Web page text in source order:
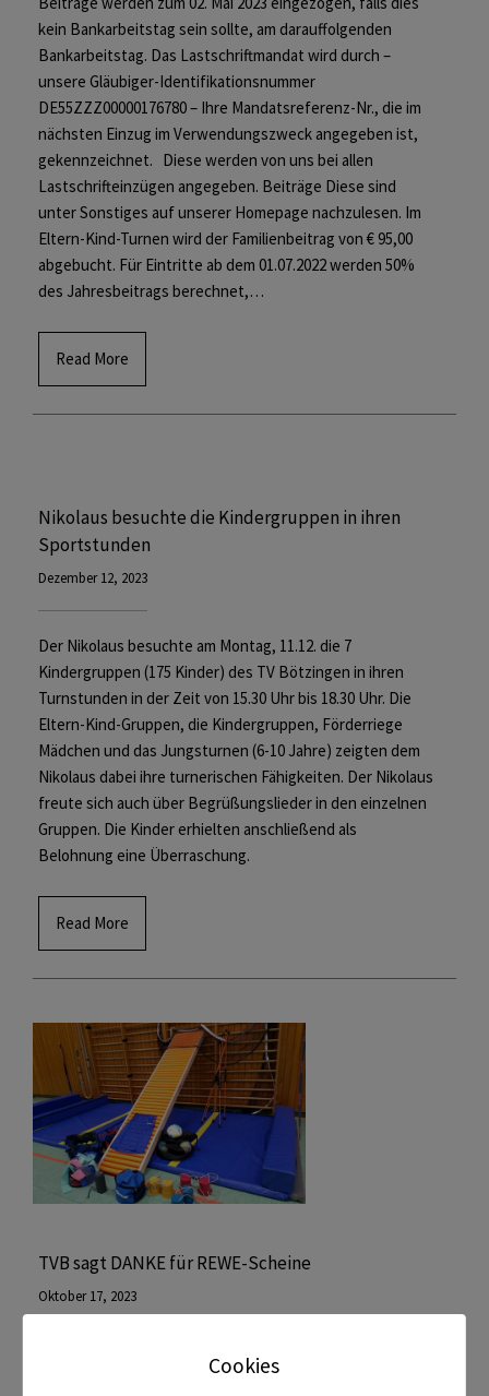
kein Bankarbeitstag sein sollte, am darauffolgenden
Bankarbeitstag. Das Lastschriftmandat wird durch –
unsere Gläubiger-Identifikationsnummer
DE55ZZZ00000176780 – Ihre Mandatsreferenz-Nr., die im
nächsten Einzug im Verwendungszweck angegeben ist,
gekennzeichnet. Diese werden von uns bei allen
Lastschrifteinzügen angegeben. Beiträge Diese sind
unter Sonstiges auf unserer Homepage nachzulesen. Im
Eltern-Kind-Turnen wird der Familienbeitrag von € 95,00
abgebucht. Für Eintritte ab dem 01.07.2022 werden 50%
des Jahresbeitrags berechnet,…
Read More
Nikolaus besuchte die Kindergruppen in ihren
Sportstunden
Dezember 12, 2023
Der Nikolaus besuchte am Montag, 11.12. die 7
Kindergruppen (175 Kinder) des TV Bötzingen in ihren
Turnstunden in der Zeit von 15.30 Uhr bis 18.30 Uhr. Die
Eltern-Kind-Gruppen, die Kindergruppen, Förderriege
Mädchen und das Jungsturnen (6-10 Jahre) zeigten dem
Nikolaus dabei ihre turnerischen Fähigkeiten. Der Nikolaus
freute sich auch über Begrüßungslieder in den einzelnen
Gruppen. Die Kinder erhielten anschließend als
Belohnung eine Überraschung.
Read More
TVB sagt DANKE für REWE-Scheine
Oktober 17, 2023
Die Aktion „Scheine für Vereine“ von REWE brachte für
Cookies